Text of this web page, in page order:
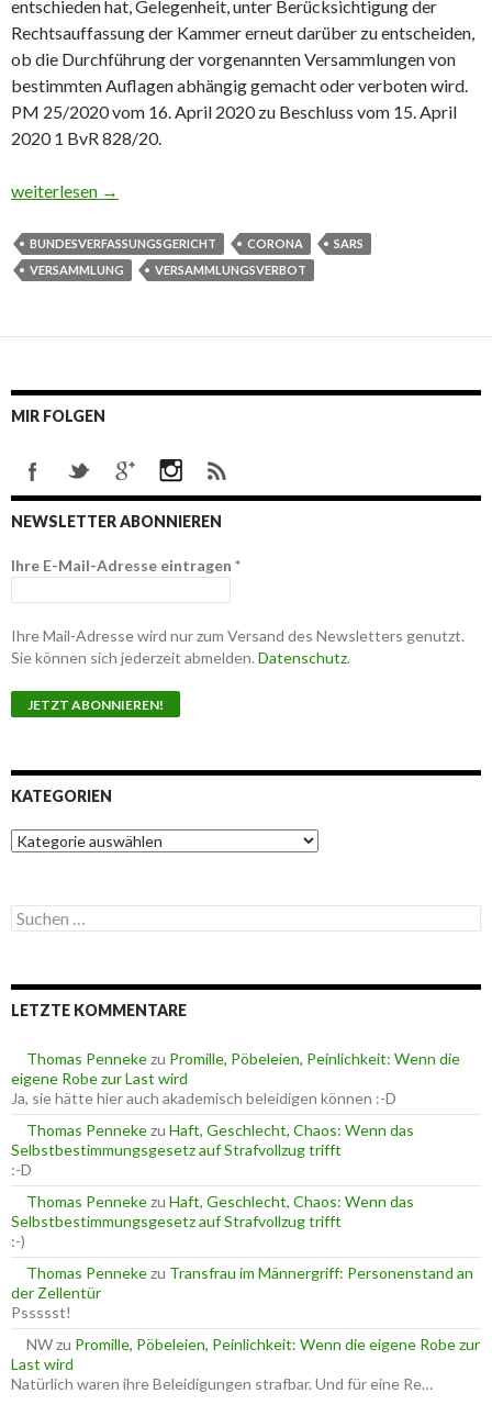
entschieden hat, Gelegenheit, unter Berücksichtigung der
Rechtsauffassung der Kammer erneut darüber zu entscheiden,
ob die Durchführung der vorgenannten Versammlungen von
bestimmten Auflagen abhängig gemacht oder verboten wird.
PM 25/2020 vom 16. April 2020 zu Beschluss vom 15. April
2020 1 BvR 828/20.
Antrag auf Erlass einer einstweiligen Anordnung gegen ein
weiterlesen →
BUNDESVERFASSUNGSGERICHT CORONA
SARS
VERSAMMLUNG
VERSAMMLUNGSVERBOT
MIR FOLGEN
NEWSLETTER ABONNIEREN
Ihre E-Mail-Adresse eintragen *
Ihre Mail-Adresse wird nur zum Versand des Newsletters genutzt.
Sie können sich jederzeit abmelden. Datenschutz.
KATEGORIEN
K
a
g
o
n
S
u
e
n
c
h
:
LETZTE KOMMENTARE
Thomas Pennekezu Promille, Pöbeleien, Peinlichkeit: Wenn die
eigene Robe zur Last wird
Ja, sie hätte hier auch akademisch beleidigen können :-D
Thomas Pennekezu Haft, Geschlecht, Chaos: Wenn das
Selbstbestimmungsgesetz auf Strafvollzug trifft
:-D
Thomas Pennekezu Haft, Geschlecht, Chaos: Wenn das
Selbstbestimmungsgesetz auf Strafvollzug trifft
:-)
Thomas Pennekezu Transfrau im Männergriff: Personenstand an
der Zellentür
Pssssst!
NWzu Promille, Pöbeleien, Peinlichkeit: Wenn die eigene Robe zur
Last wird
Natürlich waren ihre Beleidigungen strafbar. Und für eine Re…